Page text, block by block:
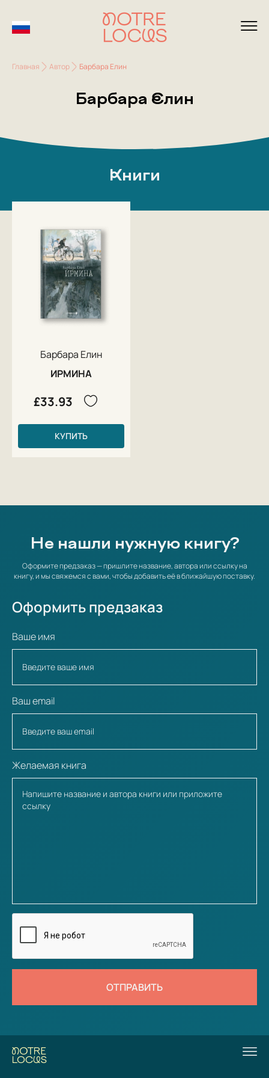
Главная Автор Барбара Елин
Барбара Елин
Книги
Барбара Елин
ИРМИНА
£33.93
КУПИТЬ
Не нашли нужную книгу?
Оформите предзаказ — пришлите название, автора или ссылку на
книгу, и мы свяжемся с вами, чтобы добавить её в ближайшую поставку.
Оформить предзаказ
Ваше имя
Ваш email
Желаемая книга
ОТПРАВИТЬ